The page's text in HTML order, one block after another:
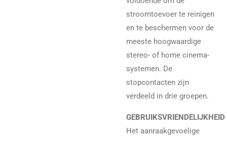
stroomtoevoer te reinigen
en te beschermen voor de
meeste hoogwaardige
stereo- of home cinema-
systemen. De
stopcontacten zijn
verdeeld in drie groepen.
GEBRUIKSVRIENDELIJKHEID
Het aanraakgevoelige